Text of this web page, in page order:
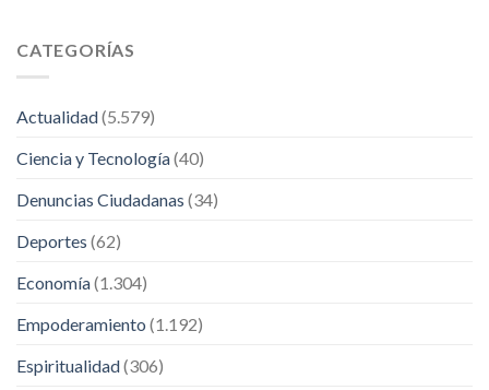
CATEGORÍAS
Actualidad(5.579)
Ciencia y Tecnología(40)
Denuncias Ciudadanas (34)
Deportes (62)
Economía(1.304)
Empoderamiento (1.192)
Espiritualidad(306)